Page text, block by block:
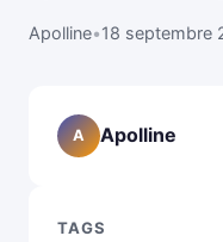
Apolline•18 septembre
A Apolline
TAGS